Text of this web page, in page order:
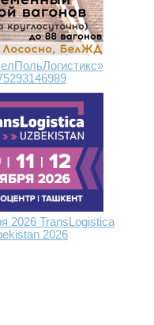
2026 TransLogistica
2026